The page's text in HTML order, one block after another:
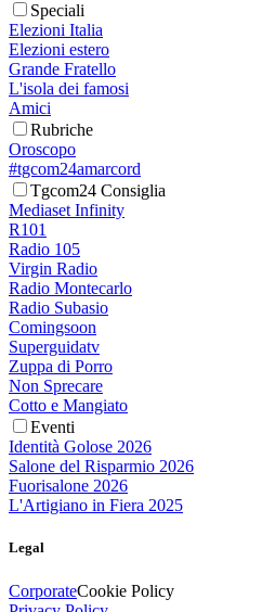
Speciali
Elezioni Italia
Elezioni estero
Grande Fratello
L'isola dei famosi
Amici
Rubriche
Oroscopo
#tgcom24amarcord
Tgcom24 Consiglia
Mediaset Infinity
R101
Radio 105
Virgin Radio
Radio Montecarlo
Radio Subasio
Comingsoon
Superguidatv
Zuppa di Porro
Non Sprecare
Cotto e Mangiato
Eventi
Identità Golose 2026
Salone del Risparmio 2026
Fuorisalone 2026
L'Artigiano in Fiera 2025
Legal
CorporateCookie Policy